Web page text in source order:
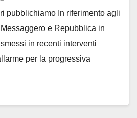
pubblichiamo In riferimento agli
e Repubblica in
in recenti interventi
per la progressiva